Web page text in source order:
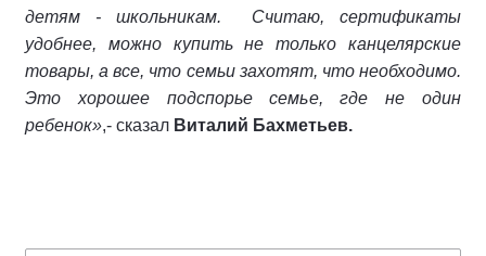
детям - школьникам.
Считаю, сертификаты
удобнее, можно купить не только канцелярские
товары, а все, что семьи захотят, что необходимо.
Это хорошее подспорье семье, где не один
ребенок»,- сказал Виталий Бахметьев.